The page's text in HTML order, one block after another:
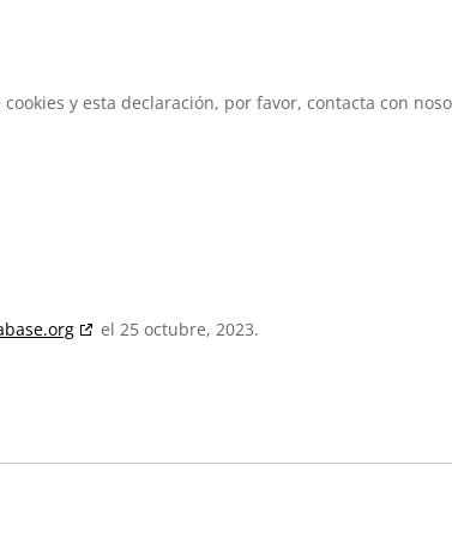
y esta declaración, por favor, contacta con
el 25 octubre, 2023.